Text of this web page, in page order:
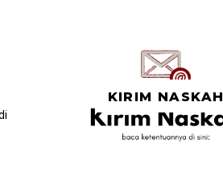
KIRIM NASKAH